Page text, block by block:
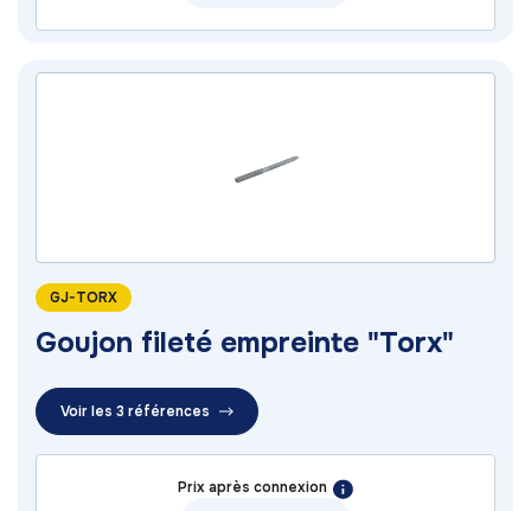
GJ-TORX
Goujon fileté empreinte "Torx"
Voir les 3 références
Prix après connexion